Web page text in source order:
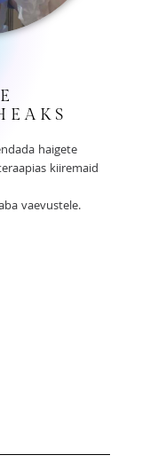
haigete
kiiremaid
vaevustele.